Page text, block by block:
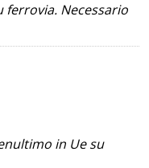
ferrovia. Necessario
in Ue su